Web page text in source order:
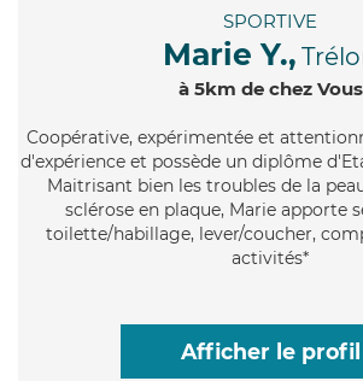
SPORTIVE
Marie Y.,
à 5km de chez Vous
Coopérative, expérimentée et
d'expérience et possède un diplôme
Maitrisant bien les troubles de la
sclérose en plaque, Marie apporte
toilette/habillage, lever/coucher,
activités*
Afficher le profil